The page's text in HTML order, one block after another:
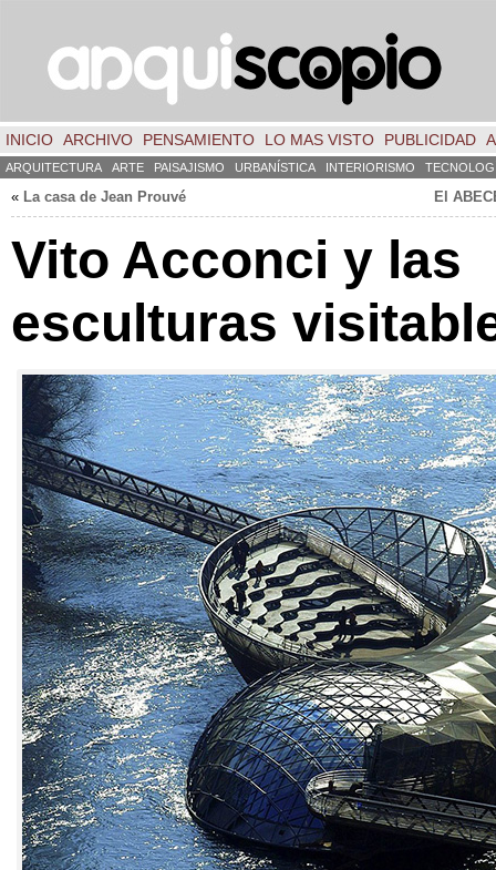
INICIO ARCHIVO PENSAMIENTO LO MAS VISTO PUBLICIDAD
ARQUITECTURA ARTE PAISAJISMO URBANÍSTICA INTERIORISMO
« La casa de Jean Prouvé El
Vito Acconci y las
esculturas